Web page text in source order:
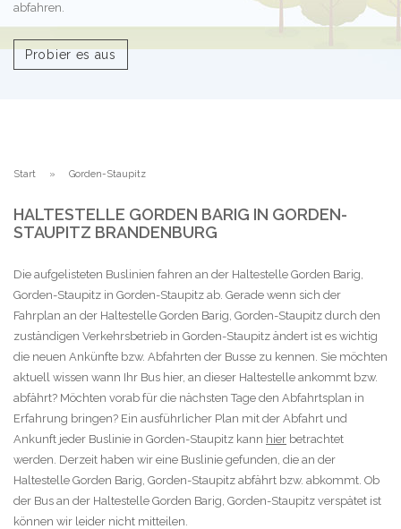
abfahren.
Probier es aus
Start Gorden-Staupitz
HALTESTELLE GORDEN BARIG IN GORDEN-
STAUPITZ BRANDENBURG
Die aufgelisteten Buslinien fahren an der Haltestelle Gorden Barig,
Gorden-Staupitz in Gorden-Staupitz ab. Gerade wenn sich der
Fahrplan an der Haltestelle Gorden Barig, Gorden-Staupitz durch den
zuständigen Verkehrsbetrieb in Gorden-Staupitz ändert ist es wichtig
die neuen Ankünfte bzw. Abfahrten der Busse zu kennen. Sie möchten
aktuell wissen wann Ihr Bus hier, an dieser Haltestelle ankommt bzw.
abfährt? Möchten vorab für die nächsten Tage den Abfahrtsplan in
Erfahrung bringen? Ein ausführlicher Plan mit der Abfahrt und
Ankunft jeder Buslinie in Gorden-Staupitz kann hier betrachtet
werden. Derzeit haben wir eine Buslinie gefunden, die an der
Haltestelle Gorden Barig, Gorden-Staupitz abfährt bzw. abkommt. Ob
der Bus an der Haltestelle Gorden Barig, Gorden-Staupitz verspätet ist
können wir leider nicht mitteilen.